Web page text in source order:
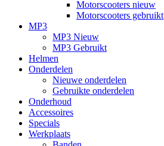
Motorscooters nieuw
Motorscooters gebruikt
MP3
MP3 Nieuw
MP3 Gebruikt
Helmen
Onderdelen
Nieuwe onderdelen
Gebruikte onderdelen
Onderhoud
Accessoires
Specials
Werkplaats